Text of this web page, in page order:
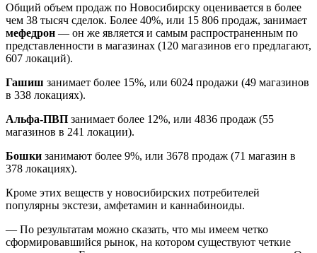
Общий объем продаж по Новосибирску оценивается в более
чем 38 тысяч сделок. Более 40%, или 15 806 продаж, занимает
мефедрон — он же является и самым распространенным по
представленности в магазинах (120 магазинов его предлагают,
607 локаций).
Гашиш занимает более 15%, или 6024 продажи (49 магазинов
в 338 локациях).
Альфа-ПВП занимает более 12%, или 4836 продаж (55
магазинов в 241 локации).
Бошки занимают более 9%, или 3678 продаж (71 магазин в
378 локациях).
Кроме этих веществ у новосибирских потребителей
популярны экстези, амфетамин и каннабиноиды.
— По результатам можно сказать, что мы имеем четко
сформировавшийся рынок, на котором существуют четкие